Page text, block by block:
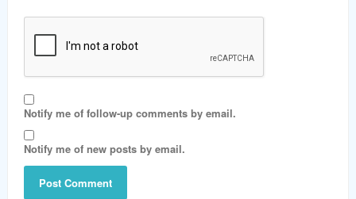
Notify me of follow-up comments by email.
Notify me of new posts by email.